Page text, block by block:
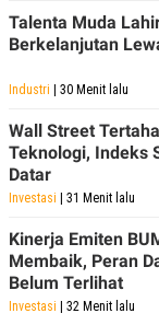
Talenta Muda
Berkelanjutan
Industri | 30 Menit lalu
Wall Street
Teknologi, Indeks
Datar
Investasi | 31 Menit lalu
Kinerja Emiten
Membaik, Peran
Belum Terlihat
Investasi | 32 Menit lalu